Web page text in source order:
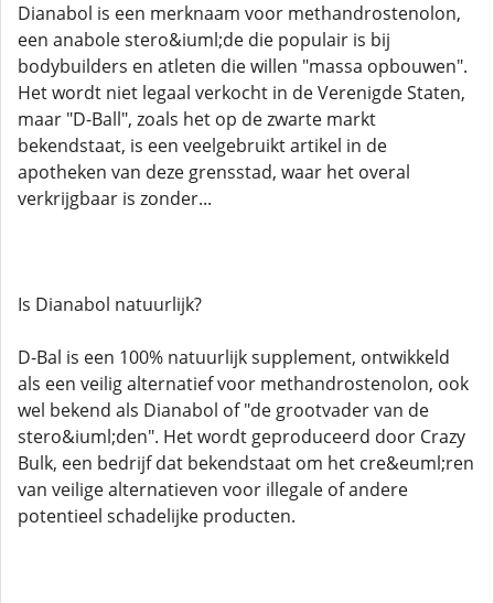
Dianabol is een merknaam voor methandrostenolon,
een anabole stero&iuml;de die populair is bij
bodybuilders en atleten die willen "massa opbouwen".
Het wordt niet legaal verkocht in de Verenigde Staten,
maar "D-Ball", zoals het op de zwarte markt
bekendstaat, is een veelgebruikt artikel in de
apotheken van deze grensstad, waar het overal
verkrijgbaar is zonder...
Is Dianabol natuurlijk?
D-Bal is een 100% natuurlijk supplement, ontwikkeld
als een veilig alternatief voor methandrostenolon, ook
wel bekend als Dianabol of "de grootvader van de
stero&iuml;den". Het wordt geproduceerd door Crazy
Bulk, een bedrijf dat bekendstaat om het cre&euml;ren
van veilige alternatieven voor illegale of andere
potentieel schadelijke producten.